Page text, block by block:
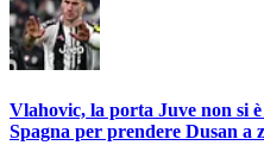
Vlahovic, la porta Juve non si
Spagna per prendere Dusan a